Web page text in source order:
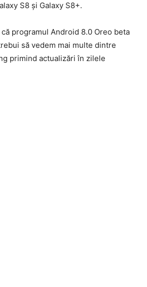
S8 și Galaxy S8+.
programul Android 8.0 Oreo beta
să vedem mai multe dintre
primind actualizări în zilele